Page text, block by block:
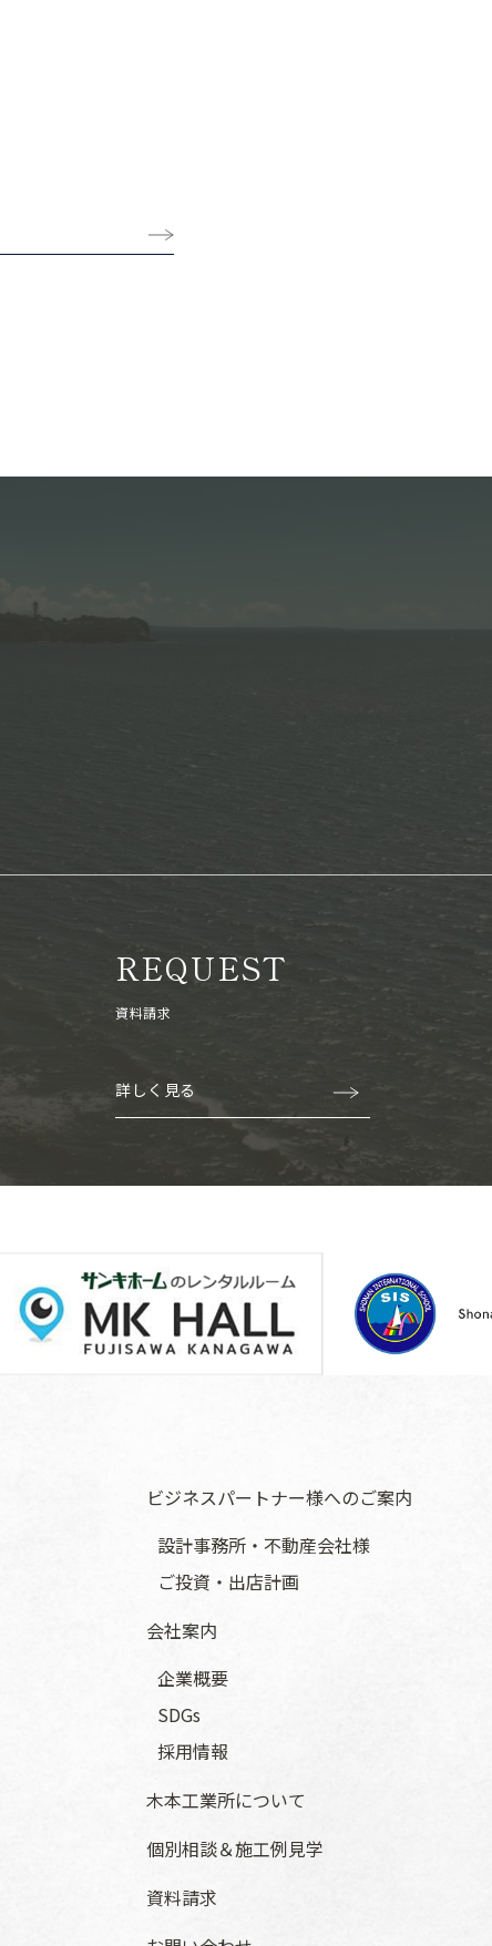
REQUEST
資料請求
詳しく見る
ビジネスパートナー様へのご案内
設計事務所・不動産会社様
ご投資・出店計画
会社案内
企業概要
SDGs
採用情報
木本工業所について
個別相談＆施工例見学
資料請求